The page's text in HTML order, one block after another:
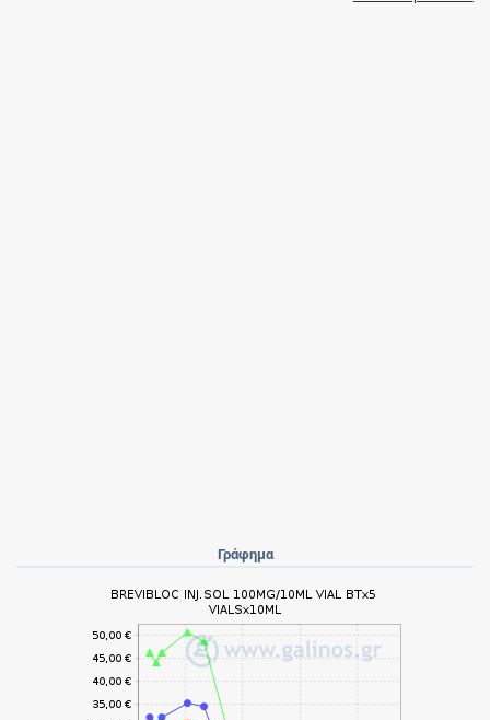
Γράφημα